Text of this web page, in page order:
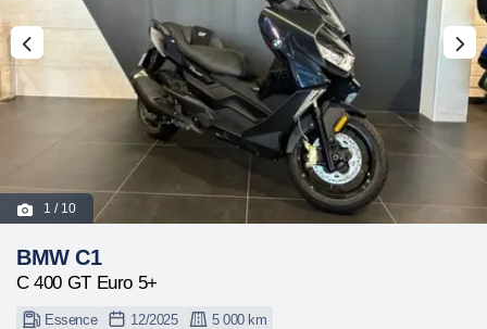
1 / 10
BMW C1
C 400 GT Euro 5+
Essence 12/2025
5 000 km